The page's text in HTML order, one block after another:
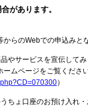
があります。
らのWebでの申込みと
やサービスを宣伝して
ムページをご覧くださ
）
ちょ口座のお預け入れ